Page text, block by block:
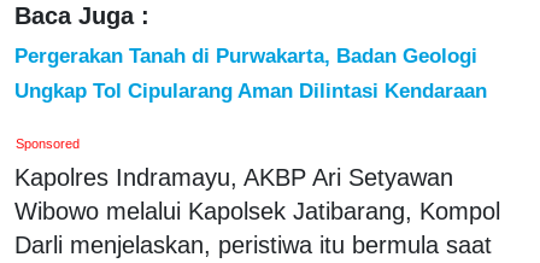
Baca Juga :
Pergerakan Tanah di Purwakarta, Badan Geologi
Ungkap Tol Cipularang Aman Dilintasi Kendaraan
Sponsored
Kapolres Indramayu, AKBP Ari Setyawan
Wibowo melalui Kapolsek Jatibarang, Kompol
Darli menjelaskan, peristiwa itu bermula saat